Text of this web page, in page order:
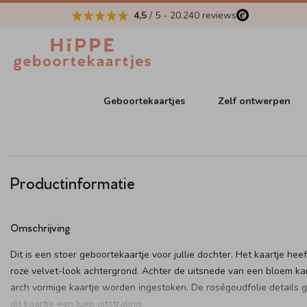
4,5 / 5 - 20.240 reviews
Geboortekaartjes Zelf ontwerpen
Productinformatie
Omschrijving
Dit is een stoer geboortekaartje voor jullie dochter. Het kaartje
roze velvet-look achtergrond. Achter de uitsnede van een bloem
arch vormige kaartje worden ingestoken. De roségoudfolie details
dit kaartje een luxe uitstraling.